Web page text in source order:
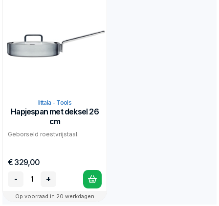
Iittala - Tools
Hapjespan met deksel 26
cm
Geborseld roestvrijstaal.
€ 329,00
-
+
Op voorraad in 20 werkdagen